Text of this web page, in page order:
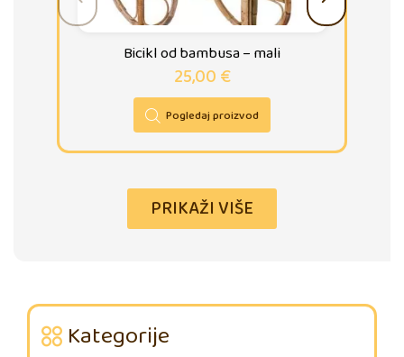
Kategorije
Bicikl od bambusa – mali
25,00€
Pogledaj proizvod
PRIKAŽI VIŠE